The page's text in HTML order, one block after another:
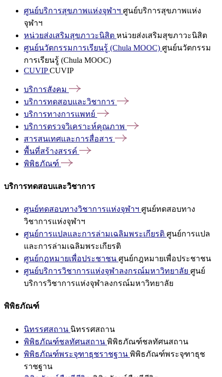
ศูนย์บริการสุขภาพแห่งจุฬาฯ ศูนย์บริการสุขภาพแห่ง
จุฬาฯ
หน่วยส่งเสริมสุขภาวะนิสิต หน่วยส่งเสริมสุขภาวะนิสิต
ศูนย์นวัตกรรมการเรียนรู้ (Chula MOOC) ศูนย์นวัตกรรม
การเรียนรู้ (Chula MOOC)
CUVIPCUVIP
บริการสังคม
บริการทดสอบและวิชาการ
บริการทางการแพทย์
บริการตรวจวิเคราะห์คุณภาพ
สารสนเทศและการสื่อสาร
พื้นที่สร้างสรรค์
พิพิธภัณฑ์
บริการทดสอบและวิชาการ
ศูนย์ทดสอบทางวิชาการแห่งจุฬาฯ ศูนย์ทดสอบทาง
วิชาการแห่งจุฬาฯ
ศูนย์การแปลและการล่ามเฉลิมพระเกียรติ ศูนย์การแปล
และการล่ามเฉลิมพระเกียรติ
ศูนย์กฎหมายเพื่อประชาชน ศูนย์กฎหมายเพื่อประชาชน
ศูนย์บริการวิชาการแห่งจุฬาลงกรณ์มหาวิทยาลัย ศูนย์
บริการวิชาการแห่งจุฬาลงกรณ์มหาวิทยาลัย
พิพิธภัณฑ์
นิทรรศสถาน นิทรรศสถาน
พิพิธภัณฑ์ชลทัศนสถาน พิพิธภัณฑ์ชลทัศนสถาน
พิพิธภัณฑ์พระจุฑาธุชราชฐาน พิพิธภัณฑ์พระจุฑาธุช
ราชฐาน